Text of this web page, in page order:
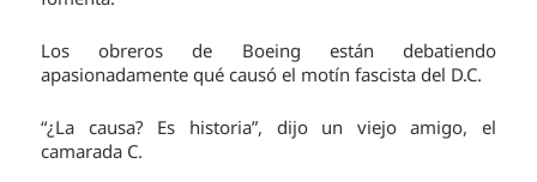
Los obreros de Boeing están debatiendo
apasionadamente qué causó el motín fascista del D.C.
“¿La causa? Es historia”, dijo un viejo amigo, el
camarada C.